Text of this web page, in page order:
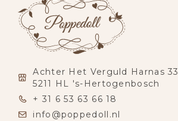
Achter Het Verguld Harnas 33
5211 HL 's-Hertogenbosch
+ 31 6 53 63 66 18
info@poppedoll.nl